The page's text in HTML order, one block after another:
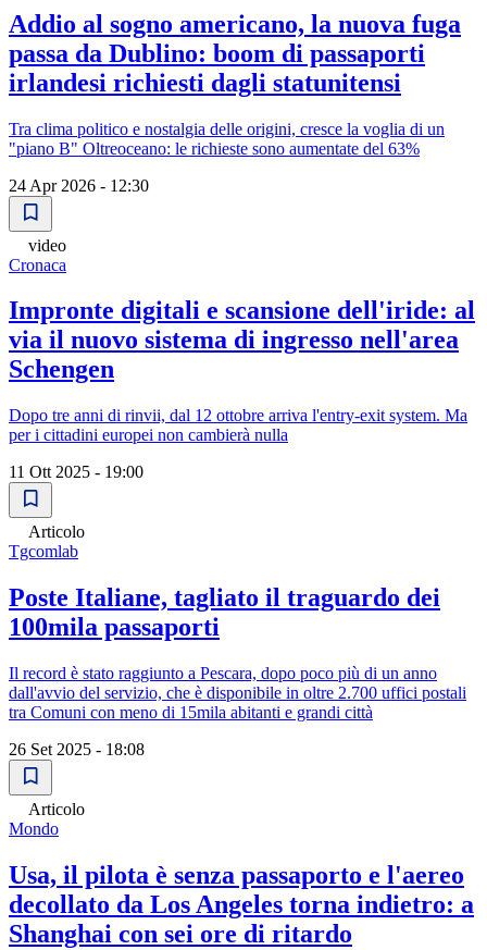
Addio al sogno americano, la nuova fuga
passa da Dublino: boom di passaporti
irlandesi richiesti dagli statunitensi
Tra clima politico e nostalgia delle origini, cresce la voglia di un
"piano B" Oltreoceano: le richieste sono aumentate del 63%
24 Apr 2026 - 12:30
video
Cronaca
Impronte digitali e scansione dell'iride: al
via il nuovo sistema di ingresso nell'area
Schengen
Dopo tre anni di rinvii, dal 12 ottobre arriva l'entry-exit system. Ma
per i cittadini europei non cambierà nulla
11 Ott 2025 - 19:00
Articolo
Tgcomlab
Poste Italiane, tagliato il traguardo dei
100mila passaporti
Il record è stato raggiunto a Pescara, dopo poco più di un anno
dall'avvio del servizio, che è disponibile in oltre 2.700 uffici postali
tra Comuni con meno di 15mila abitanti e grandi città
26 Set 2025 - 18:08
Articolo
Mondo
Usa, il pilota è senza passaporto e l'aereo
decollato da Los Angeles torna indietro: a
Shanghai con sei ore di ritardo